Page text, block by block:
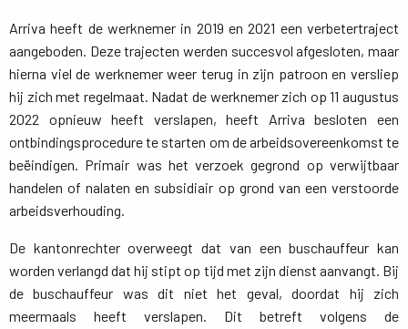
Arriva heeft de werknemer in 2019 en 2021 een verbetertraject
aangeboden. Deze trajecten werden succesvol afgesloten, maar
hierna viel de werknemer weer terug in zijn patroon en versliep
hij zich met regelmaat. Nadat de werknemer zich op 11 augustus
2022 opnieuw heeft verslapen, heeft Arriva besloten een
ontbindingsprocedure te starten om de arbeidsovereenkomst te
beëindigen. Primair was het verzoek gegrond op verwijtbaar
handelen of nalaten en subsidiair op grond van een verstoorde
arbeidsverhouding.
De kantonrechter overweegt dat van een buschauffeur kan
worden verlangd dat hij stipt op tijd met zijn dienst aanvangt. Bij
de buschauffeur was dit niet het geval, doordat hij zich
meermaals heeft verslapen. Dit betreft volgens de